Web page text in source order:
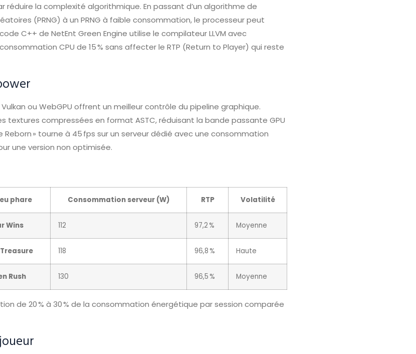
réduire la complexité algorithmique. En passant d’un algorithme de
(PRNG) à un PRNG à faible consommation, le processeur peut
C++ de NetEnt Green Engine utilise le compilateur LLVM avec
CPU de 15 % sans affecter le RTP (Return to Player) qui reste
ou WebGPU offrent un meilleur contrôle du pipeline graphique.
textures compressées en format ASTC, réduisant la bande passante GPU
Reborn » tourne à 45 fps sur un serveur dédié avec une consommation
une version non optimisée.
phare Consommation serveur (W) RTP Volatilité
Wins 112 97,2 % Moyenne
118 96,8 % Haute
Rush 130 96,5 % Moyenne
de 20 % à 30 % de la consommation énergétique par session comparée